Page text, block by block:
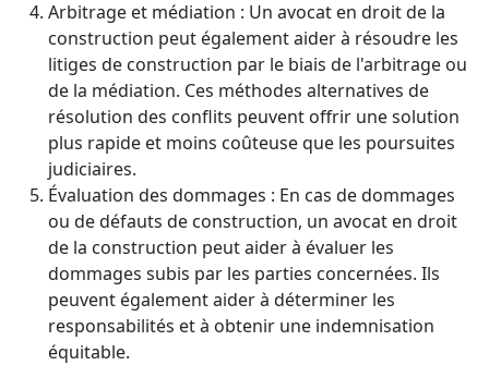
Arbitrage et médiation : Un avocat en droit de la
construction peut également aider à résoudre les
litiges de construction par le biais de l'arbitrage ou
de la médiation. Ces méthodes alternatives de
résolution des conflits peuvent offrir une solution
plus rapide et moins coûteuse que les poursuites
judiciaires.
Évaluation des dommages : En cas de dommages
ou de défauts de construction, un avocat en droit
de la construction peut aider à évaluer les
dommages subis par les parties concernées. Ils
peuvent également aider à déterminer les
responsabilités et à obtenir une indemnisation
équitable.